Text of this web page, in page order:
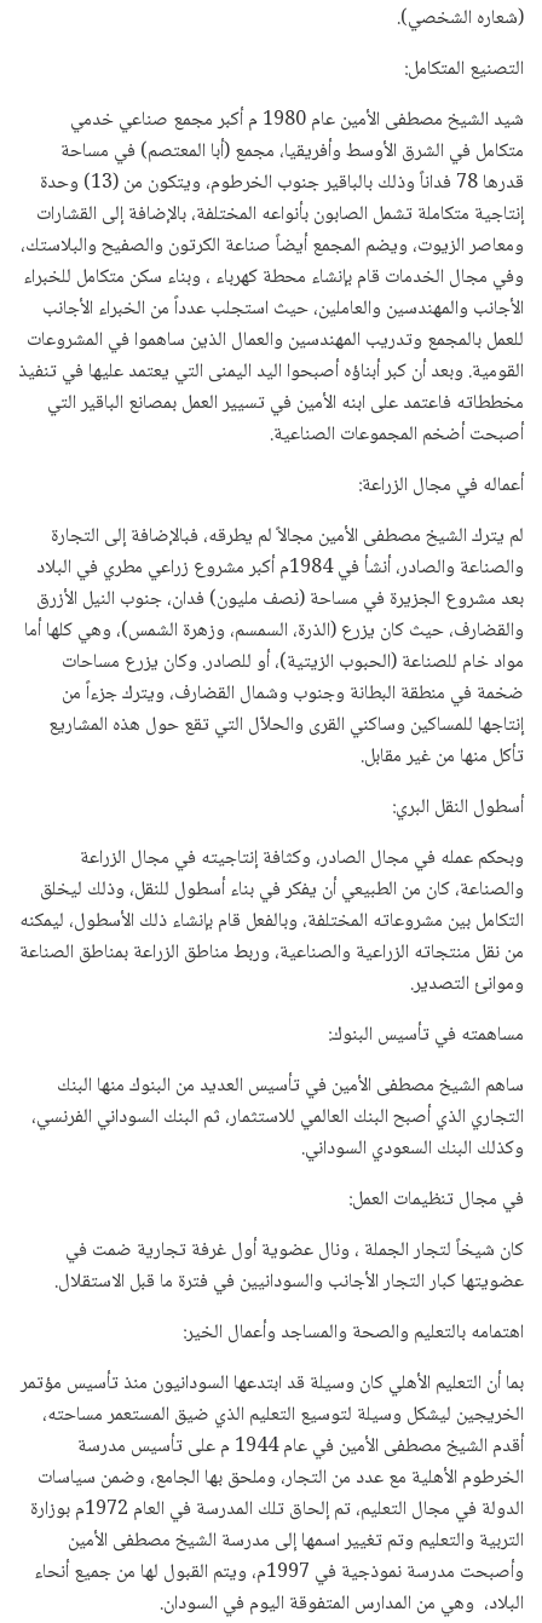
(شعاره الشخصي).
التصنيع المتكامل:
شيد الشيخ مصطفى الأمين عام 1980 م أكبر مجمع صناعي خدمي
متكامل في الشرق الأوسط وأفريقيا، مجمع (أبا المعتصم) في مساحة
قدرها 78 فداناً وذلك بالباقير جنوب الخرطوم، ويتكون من (13) وحدة
إنتاجية متكاملة تشمل الصابون بأنواعه المختلفة، بالإضافة إلى القشارات
ومعاصر الزيوت، ويضم المجمع أيضاً صناعة الكرتون والصفيح والبلاستك،
وفي مجال الخدمات قام بإنشاء محطة كهرباء ، وبناء سكن متكامل للخبراء
الأجانب والمهندسين والعاملين، حيث استجلب عدداً من الخبراء الأجانب
للعمل بالمجمع وتدريب المهندسين والعمال الذين ساهموا في المشروعات
القومية. وبعد أن كبر أبناؤه أصبحوا اليد اليمنى التي يعتمد عليها في تنفيذ
مخططاته فاعتمد على ابنه الأمين في تسيير العمل بمصانع الباقير التي
أصبحت أضخم المجموعات الصناعية.
أعماله في مجال الزراعة:
لم يترك الشيخ مصطفى الأمين مجالاً لم يطرقه، فبالإضافة إلى التجارة
والصناعة والصادر، أنشأ في 1984م أكبر مشروع زراعي مطري في البلاد
بعد مشروع الجزيرة في مساحة (نصف مليون) فدان، جنوب النيل الأزرق
والقضارف، حيث كان يزرع (الذرة، السمسم، وزهرة الشمس)، وهي كلها أما
مواد خام للصناعة (الحبوب الزيتية)، أو للصادر. وكان يزرع مساحات
ضخمة في منطقة البطانة وجنوب وشمال القضارف، ويترك جزءاً من
إنتاجها للمساكين وساكني القرى والحلاّل التي تقع حول هذه المشاريع
تأكل منها من غير مقابل.
أسطول النقل البري:
وبحكم عمله في مجال الصادر، وكثافة إنتاجيته في مجال الزراعة
والصناعة، كان من الطبيعي أن يفكر في بناء أسطول للنقل، وذلك ليخلق
التكامل بين مشروعاته المختلفة، وبالفعل قام بإنشاء ذلك الأسطول، ليمكنه
من نقل منتجاته الزراعية والصناعية، وربط مناطق الزراعة بمناطق الصناعة
وموانئ التصدير.
مساهمته في تأسيس البنوك:
ساهم الشيخ مصطفى الأمين في تأسيس العديد من البنوك منها البنك
التجاري الذي أصبح البنك العالمي للاستثمار، ثم البنك السوداني الفرنسي،
وكذلك البنك السعودي السوداني.
في مجال تنظيمات العمل:
كان شيخاً لتجار الجملة ، ونال عضوية أول غرفة تجارية ضمت في
عضويتها كبار التجار الأجانب والسودانيين في فترة ما قبل الاستقلال.
اهتمامه بالتعليم والصحة والمساجد وأعمال الخير:
بما أن التعليم الأهلي كان وسيلة قد ابتدعها السودانيون منذ تأسيس مؤتمر
الخريجين ليشكل وسيلة لتوسيع التعليم الذي ضيق المستعمر مساحته،
أقدم الشيخ مصطفى الأمين في عام 1944 م على تأسيس مدرسة
الخرطوم الأهلية مع عدد من التجار، وملحق بها الجامع، وضمن سياسات
الدولة في مجال التعليم، تم إلحاق تلك المدرسة في العام 1972م بوزارة
التربية والتعليم وتم تغيير اسمها إلى مدرسة الشيخ مصطفى الأمين
وأصبحت مدرسة نموذجية في 1997م، ويتم القبول لها من جميع أنحاء
البلاد، وهي من المدارس المتفوقة اليوم في السودان.